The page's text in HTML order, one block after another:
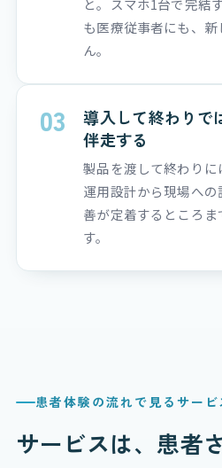
も医療従事者にも、
ん。
03
導入して終わりで
伴走する
製品を渡して終わり
運用設計から現場へ
善が定着するところ
す。
患者体験の流れで見るサービ
サービスは、患者